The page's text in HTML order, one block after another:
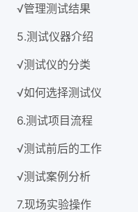
√管理测试结果
5.测试仪器介绍
√测试仪的分类
√如何选择测试仪
6.测试项目流程
√测试前后的工作
√测试案例分析
7.现场实验操作